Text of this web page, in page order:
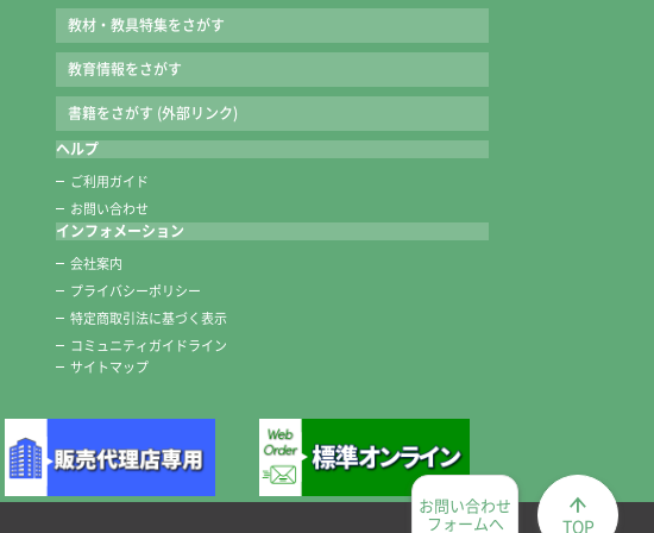
教材・教具特集をさがす
教育情報をさがす
書籍をさがす (外部リンク)
ヘルプ
ご利用ガイド
お問い合わせ
インフォメーション
会社案内
プライバシーポリシー
特定商取引法に基づく表示
コミュニティガイドライン
サイトマップ
お問い合わせ
フォームへ
TOP